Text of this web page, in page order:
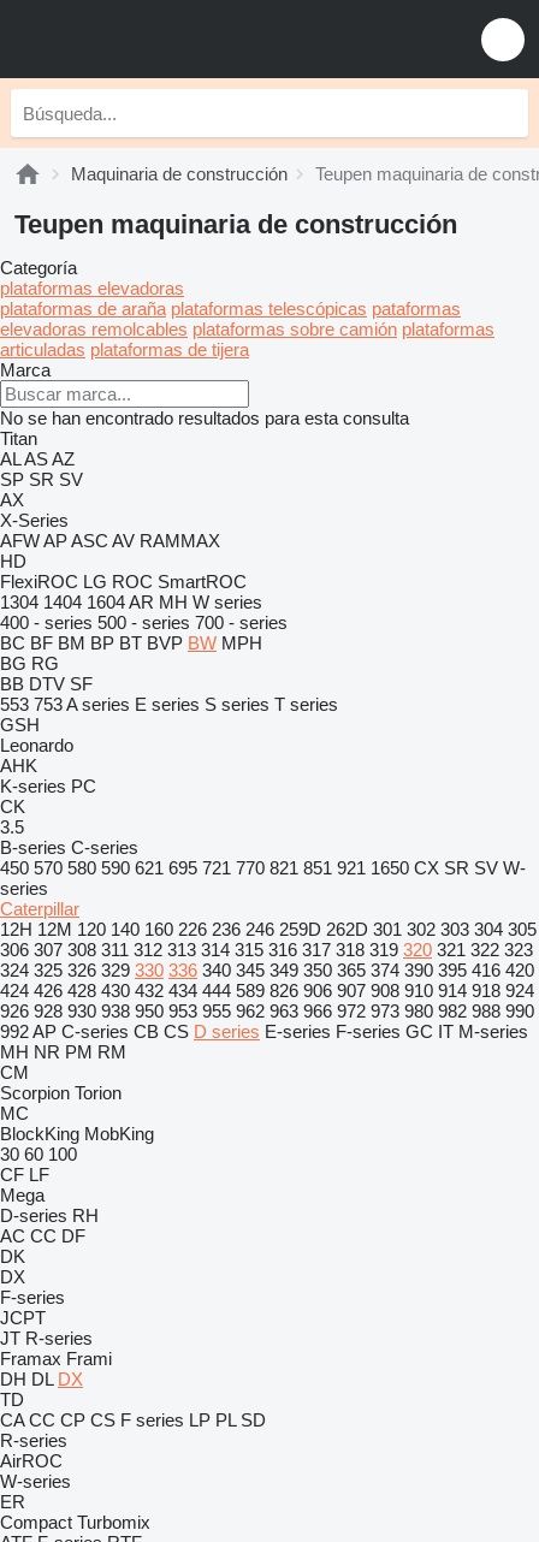
Maquinaria de construcción Teupen maquinaria de
Teupen maquinaria de construcción
Categoría
plataformas elevadoras
plataformas de araña plataformas telescópicas pataformas
elevadoras remolcables plataformas sobre camión plataformas
articuladas plataformas de tijera
Marca
No se han encontrado resultados para esta consulta
Titan
ALASAZ
SP SR SV
AX
X-Series
AFWAPASC AV RAMMAX
HD
FlexiROC LG ROC SmartROC
1304 1404 1604AR MH W series
400 - series 500 - series 700 - series
BC BF BM BP BT BVP BW MPH
BG RG
BB DTV SF
553 753A series E series S series T series
GSH
Leonardo
AHK
K-series PC
CK
3.5
B-series C-series
450 570 580 590 621 695 721 770 821 851 921 1650 CX SR SV W-
series
Caterpillar
12H 12M 120 140 160 226 236 246 259D 262D 301 302 303 304 305
306 307 308 311 312 313 314 315 316 317 318 319 320 321 322 323
324 325 326 329 330 336 340 345 349 350 365 374 390 395 416 420
424 426 428 430 432 434 444 589 826 906 907 908 910 914 918 924
926 928 930 938 950 953 955 962 963 966 972 973 980 982 988 990
992AP C-series CB CS D series E-series F-series GC IT M-series
MH NR PM RM
CM
Scorpion Torion
MC
BlockKing MobKing
30 60 100
CF LF
Mega
D-series RH
AC CC DF
DK
DX
F-series
JCPT
JT R-series
Framax Frami
DH DL DX
TD
CA CC CP CS F series LP PL SD
R-series
AirROC
W-series
ER
Compact Turbomix